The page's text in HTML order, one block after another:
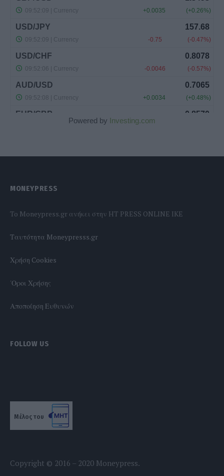
Powered by Investing.com
MONEYPRESS
To Moneypress.gr ανήκει στην HT PRESS ONLINE IKE
Tαυτότητα Moneypresss.gr
Χρήση Cookies
'Οροι Χρήσης
Αποποίηση Ευθυνών
FOLLOW US
Μέλος του
Copyright © 2016 – 2020 Moneypress.